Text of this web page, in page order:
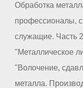
Обработка
профессионалы,
служащие. Часть
"Металлическое
"Волочение,
металла.